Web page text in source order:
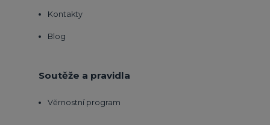
Kontakty
Blog
Soutěže a pravidla
Věrnostní program